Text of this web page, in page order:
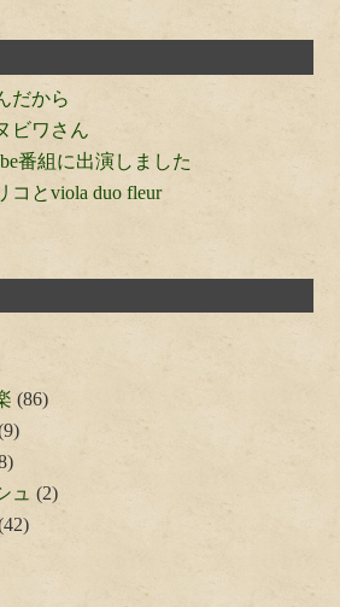
だから
ビワさん
番組に出演しました
コとviola duo fleur
(86)
ュ (2)